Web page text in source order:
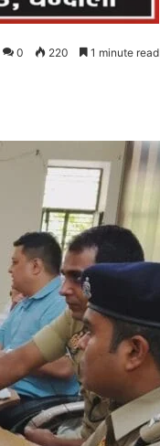
0 220 1 minute read